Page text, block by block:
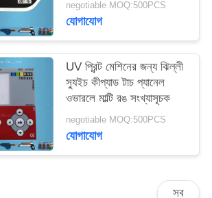
negotiable MOQ:500PCS
যোগাযোগ
UV প্রিন্ট মেশিনের জন্য ঝিল্লী
স্যুইচ কীপ্যাড টাচ প্যানেল
ওভারলে মাল্টি রঙ সংখ্যাসূচক
negotiable MOQ:500PCS
যোগাযোগ
সব